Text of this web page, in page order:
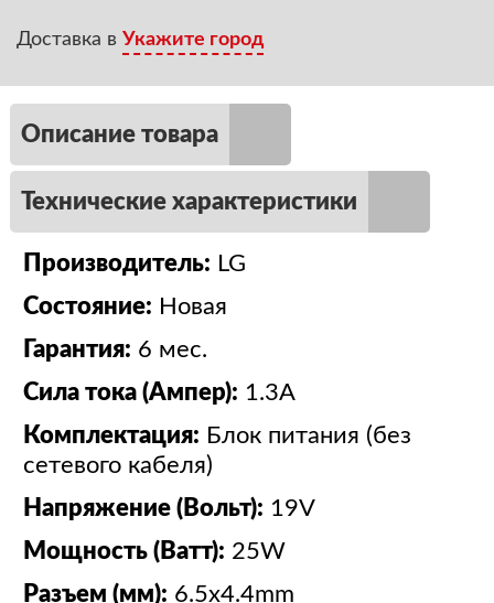
Доставка в Укажите город
Описание товара
Технические характеристики
Производитель: LG
Состояние: Новая
Гарантия: 6 мес.
Сила тока (Ампер): 1.3A
Комплектация: Блок питания (без
сетевого кабеля)
Напряжение (Вольт): 19V
Мощность (Ватт): 25W
Разъем (мм): 6.5x4.4mm